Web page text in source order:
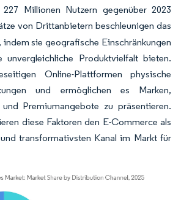
Millionen Nutzern gegenüber 2023
von Drittanbietern beschleunigen das
indem sie geografische Einschränkungen
unvergleichliche Produktvielfalt bieten.
Online-Plattformen physische
und ermöglichen es Marken,
Premiumangebote zu präsentieren.
diese Faktoren den E-Commerce als
transformativsten Kanal im Markt für